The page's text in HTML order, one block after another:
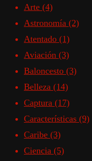
Arte (4)
Astronomía (2)
Atentado (1)
Aviación (3)
Baloncesto (3)
Belleza (14)
Captura (17)
Características (9)
Caribe (3)
Ciencia (5)